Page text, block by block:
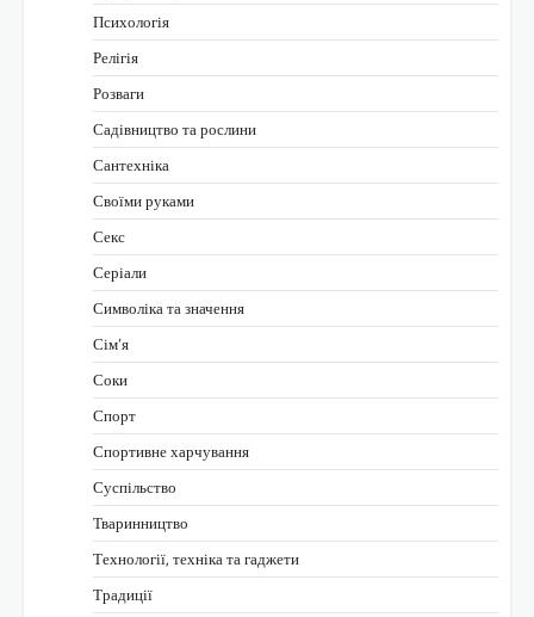
Психологія
Релігія
Розваги
Садівництво та рослини
Сантехніка
Своїми руками
Секс
Серіали
Символіка та значення
Сім’я
Соки
Спорт
Спортивне харчування
Суспільство
Тваринництво
Технології, техніка та гаджети
Традиції